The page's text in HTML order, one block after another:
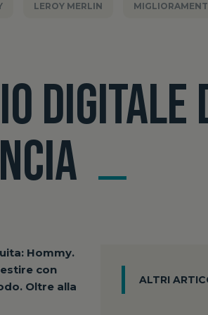
LEROY MERLIN
DIGITALE
Hommy.
con
Oltre alla
ALTRI